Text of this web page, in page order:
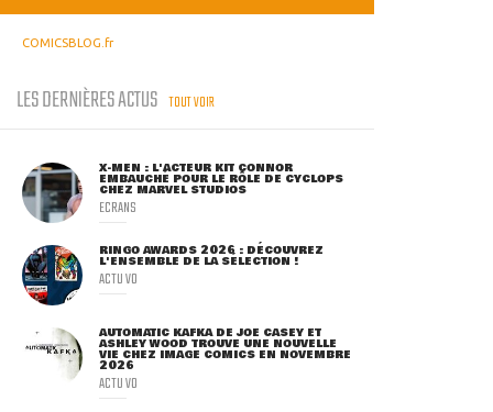
COMICSBLOG.fr
LES DERNIÈRES ACTUS TOUT VOIR
X-MEN : L'ACTEUR KIT CONNOR
EMBAUCHÉ POUR LE RÔLE DE CYCLOPS
CHEZ MARVEL STUDIOS
ECRANS
RINGO AWARDS 2026 : DÉCOUVREZ
L'ENSEMBLE DE LA SÉLECTION !
ACTU VO
AUTOMATIC KAFKA DE JOE CASEY ET
ASHLEY WOOD TROUVE UNE NOUVELLE
VIE CHEZ IMAGE COMICS EN NOVEMBRE
2026
ACTU VO